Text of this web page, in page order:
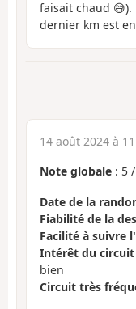
faisait chaud 😅).
dernier km est
14 août 2024 à
Note globale : 5 /
Date de la
Fiabilité de la
Facilité à suivre
Intérêt du
bien
Circuit très